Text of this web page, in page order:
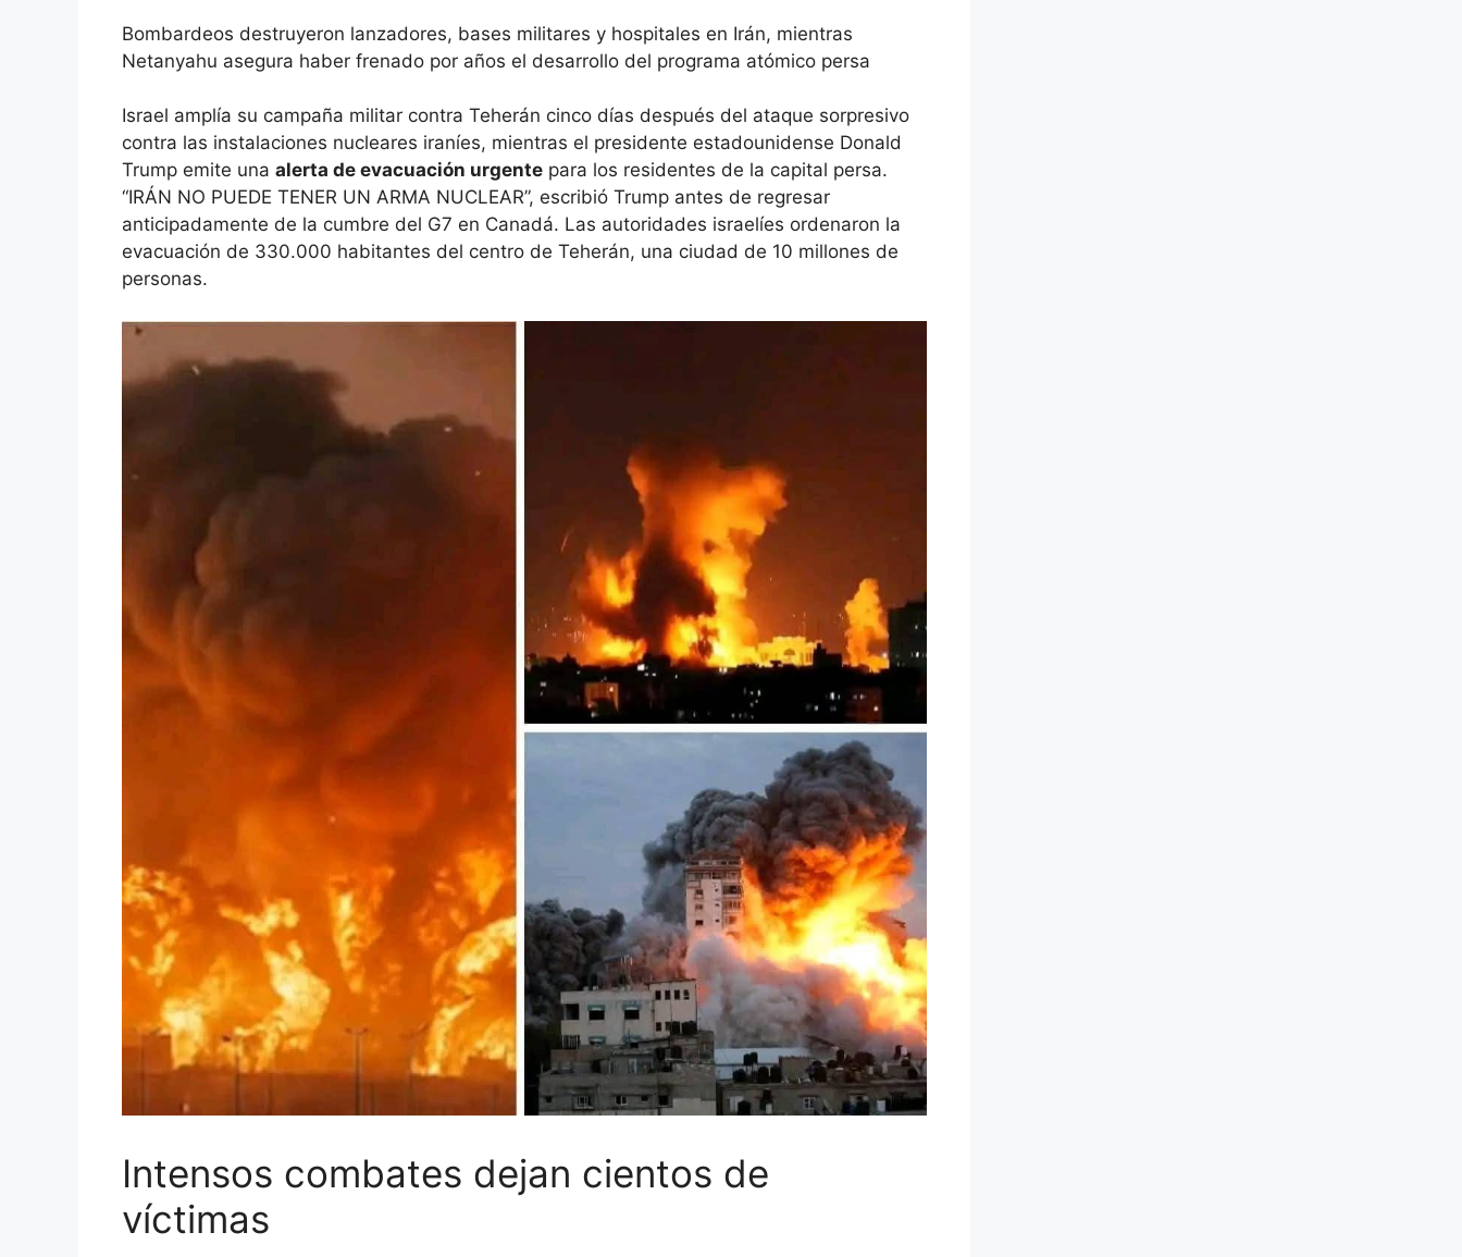
Bombardeos destruyeron lanzadores, bases militares y hospitales en Irán, mientras
Netanyahu asegura haber frenado por años el desarrollo del programa atómico persa
Israel amplía su campaña militar contra Teherán cinco días después del ataque sorpresivo
contra las instalaciones nucleares iraníes, mientras el presidente estadounidense Donald
Trump emite una alerta de evacuación urgente para los residentes de la capital persa.
“IRÁN NO PUEDE TENER UN ARMA NUCLEAR”, escribió Trump antes de regresar
anticipadamente de la cumbre del G7 en Canadá. Las autoridades israelíes ordenaron la
evacuación de 330.000 habitantes del centro de Teherán, una ciudad de 10 millones de
personas.
Intensos combates dejan cientos de
víctimas